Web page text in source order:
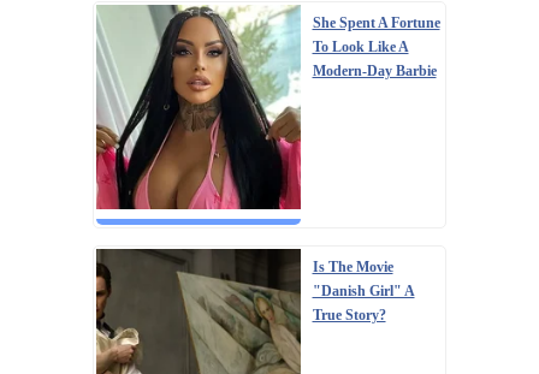
She Spent A Fortune
To Look Like A
Modern-Day Barbie
Is The Movie
"Danish Girl" A
True Story?